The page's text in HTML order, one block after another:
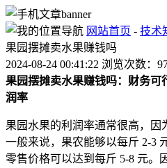
网站首页 - 技术
果园摆摊卖水果赚钱吗
2024-08-24 00:41:22 浏览次数：
果园摆摊卖水果赚钱吗：财务可
润率
果园水果的利润率通常很高，因
一般来说，果农能够以每斤 2-3
零售价格可以达到每斤 5-8 元。